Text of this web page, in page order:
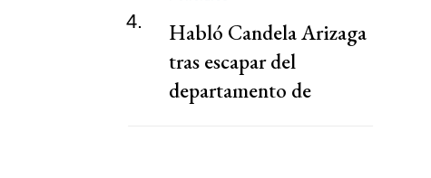
4.
Habló Candela Arizaga
tras escapar del
departamento de